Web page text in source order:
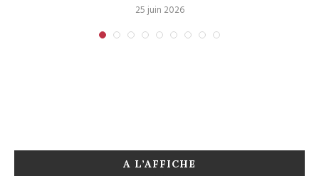
25 juin 2026
A L’AFFICHE